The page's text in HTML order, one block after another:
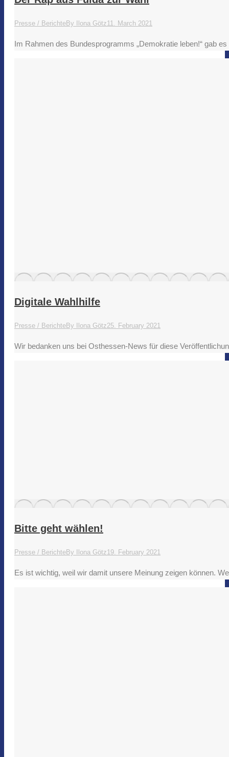
Presse / BerichteBy Ilona Götz11. March 2021
Im Rahmen des Bundesprogramms „Demokratie leben!“ gab
Digitale Wahlhilfe
Presse / BerichteBy Ilona Götz25. February 2021
Wir bedanken uns bei Osthessen-News für diese
Bitte geht wählen!
Presse / BerichteBy Ilona Götz19. February 2021
Es ist wichtig, weil wir damit unsere Meinung zeigen können.